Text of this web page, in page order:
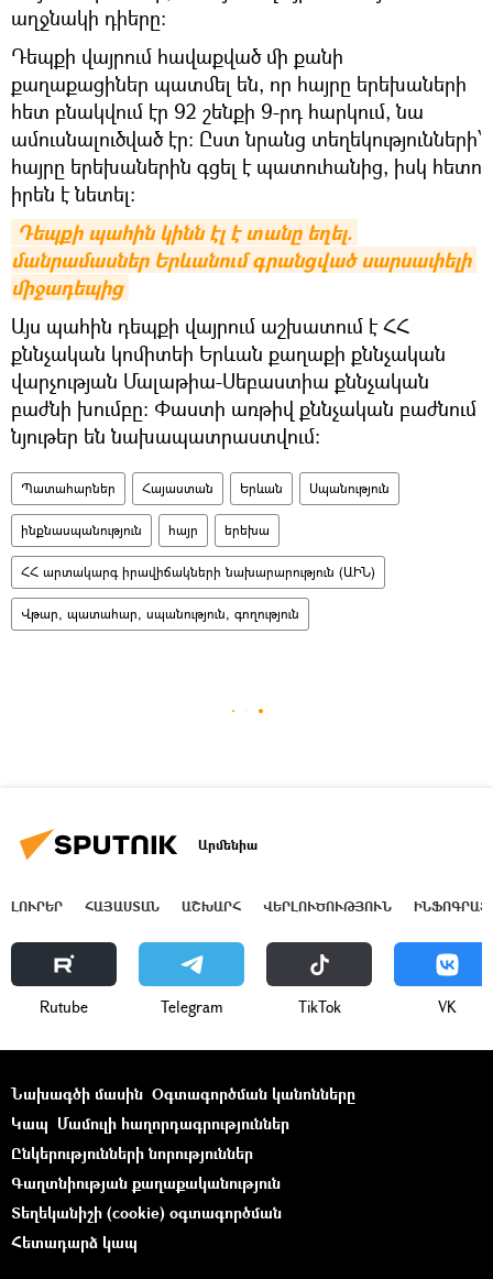
աղջնակի դիերը:
Դեպքի վայրում հավաքված մի քանի
քաղաքացիներ պատմել են, որ հայրը երեխաների
հետ բնակվում էր 92 շենքի 9-րդ հարկում, նա
ամուսնալուծված էր։ Ըստ նրանց տեղեկությունների՝
հայրը երեխաներին գցել է պատուհանից, իսկ հետո
իրեն է նետել:
Դեպքի պահին կինն էլ է տանը եղել.
մանրամասներ Երևանում գրանցված սարսափելի
միջադեպից
Այս պահին դեպքի վայրում աշխատում է ՀՀ
քննչական կոմիտեի Երևան քաղաքի քննչական
վարչության Մալաթիա-Սեբաստիա քննչական
բաժնի խումբը: Փաստի առթիվ քննչական բաժնում
նյութեր են նախապատրաստվում:
Պատահարներ Հայաստան Երևան Սպանություն
ինքնասպանություն հայր երեխա
ՀՀ արտակարգ իրավիճակների նախարարություն (ԱԻՆ)
Վթար, պատահար, սպանություն, գողություն
Արմենիա
ԼՈՒՐԵՐ ՀԱՅԱՍՏԱՆ ԱՇԽԱՐՀ ՎԵՐԼՈՒԾՈՒԹՅՈՒՆ
Rutube Telegram ТikТоk VK
Նախագծի մասին Օգտագործման կանոնները
Կապ Մամուլի հաղորդագրություններ
Ընկերությունների նորություններ
Գաղտնիության քաղաքականություն
Տեղեկանիշի (cookie) օգտագործման
Հետադարձ կապ